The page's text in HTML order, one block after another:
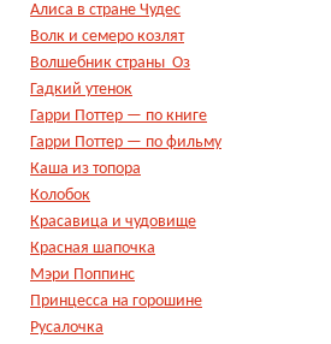
Алиса в стране Чудес
Волк и семеро козлят
Волшебник страны Оз
Гадкий утенок
Гарри Поттер — по книге
Гарри Поттер — по фильму
Каша из топора
Колобок
Красавица и чудовище
Красная шапочка
Мэри Поппинс
Принцесса на горошине
Русалочка